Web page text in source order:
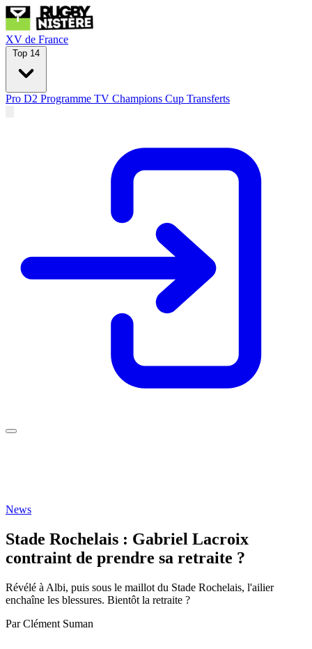
XV de France
Top 14
Pro D2 Programme TV Champions Cup Transferts
News
Stade Rochelais : Gabriel Lacroix
contraint de prendre sa retraite ?
Révélé à Albi, puis sous le maillot du Stade Rochelais, l'ailier
enchaîne les blessures. Bientôt la retraite ?
Par Clément Suman